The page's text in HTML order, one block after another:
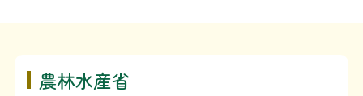
農林水産省